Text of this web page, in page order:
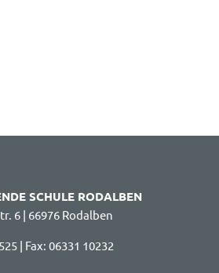
SCHULE RODALBEN
6 | 66976 Rodalben
| Fax: 06331 10232